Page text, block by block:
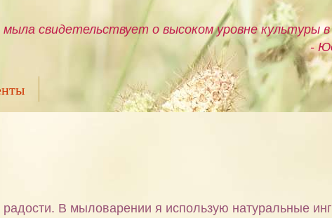
свидетельствует о высоком уровне культуры
-
В мыловарении я использую натуральные